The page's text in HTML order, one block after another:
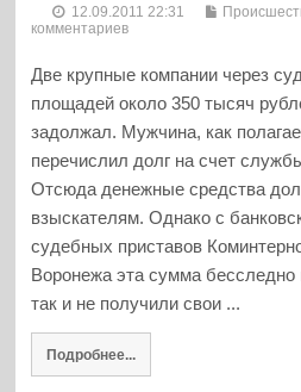
12.09.2011 22:31
комментариев
Две крупные компании через
площадей около 350 тысяч
задолжал. Мужчина, как
перечислил долг на счет
Отсюда денежные средства
взыскателям. Однако с
судебных приставов
Воронежа эта сумма бесследно
так и не получили свои ...
Подробнее...